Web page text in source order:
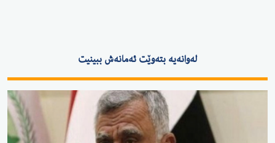
لەوانەیە بتەوێت ئەمانەش ببینیت